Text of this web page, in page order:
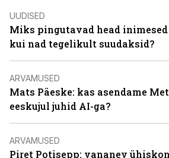
UUDISED
Miks pingutavad head
kui nad tegelikult suudaksid?
ARVAMUSED
Mats Päeske: kas asendame
eeskujul juhid AI-ga?
ARVAMUSED
Piret Potisepp: vananev